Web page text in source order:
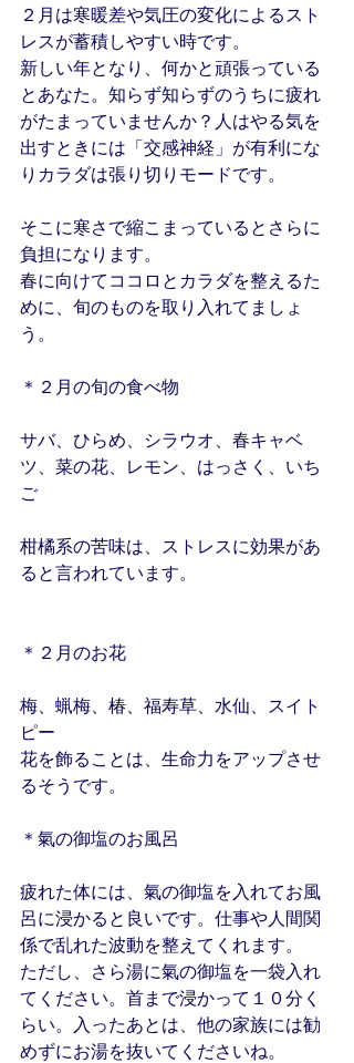
２月は寒暖差や気圧の変化によるスト
レスが蓄積しやすい時です。
新しい年となり、何かと頑張っている
とあなた。知らず知らずのうちに疲れ
がたまっていませんか？人はやる気を
出すときには「交感神経」が有利にな
りカラダは張り切りモードです。
そこに寒さで縮こまっているとさらに
負担になります。
春に向けてココロとカラダを整えるた
めに、旬のものを取り入れてましょ
う。
＊２月の旬の食べ物
サバ、ひらめ、シラウオ、春キャベ
ツ、菜の花、レモン、はっさく、いち
ご
柑橘系の苦味は、ストレスに効果があ
ると言われています。
＊２月のお花
梅、蝋梅、椿、福寿草、水仙、スイト
ピー
花を飾ることは、生命力をアップさせ
るそうです。
＊氣の御塩のお風呂
疲れた体には、氣の御塩を入れてお風
呂に浸かると良いです。仕事や人間関
係で乱れた波動を整えてくれます。
ただし、さら湯に氣の御塩を一袋入れ
てください。首まで浸かって１０分く
らい。入ったあとは、他の家族には勧
めずにお湯を抜いてくださいね。